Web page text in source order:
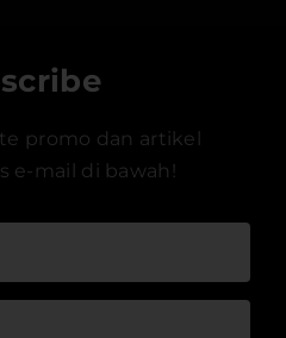
promo dan artikel
e-mail di bawah!